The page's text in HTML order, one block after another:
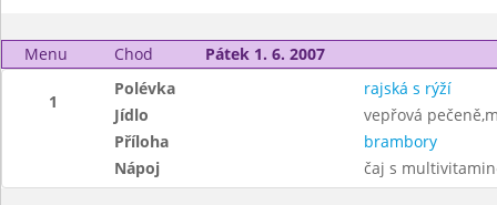
Menu Chod Pátek 1. 6. 2007
1
Polévka
rajská s rýží
Jídlo
vepřová
Příloha
brambory
Nápoj
čaj s